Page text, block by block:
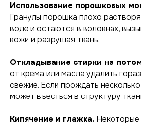
Использование порошковых
Гранулы порошка плохо
воде и остаются в волокнах,
кожи и разрушая ткань.
Откладывание стирки на
от крема или масла удалить
свежие. Если прождать
может въесться в структуру
Кипячение и глажка.